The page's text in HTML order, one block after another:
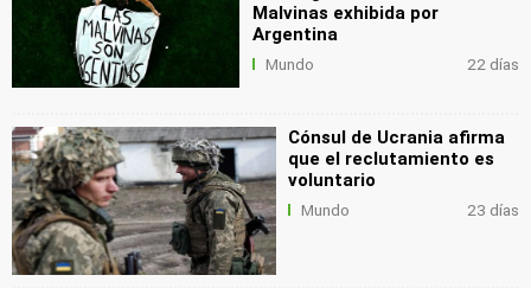
Malvinas exhibida por
Argentina
Mundo 22 días
Cónsul de Ucrania afirma
que el reclutamiento es
voluntario
Mundo 23 días